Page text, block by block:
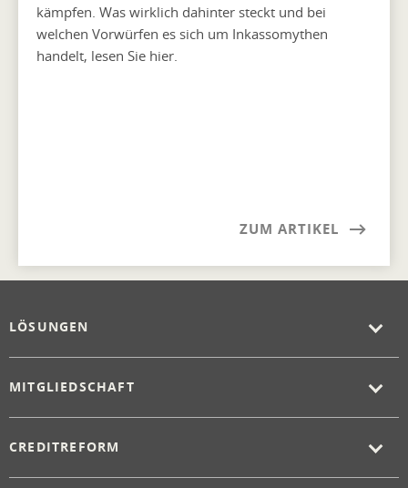
kämpfen. Was wirklich dahinter steckt und bei
welchen Vorwürfen es sich um Inkassomythen
handelt, lesen Sie hier.
ZUM ARTIKEL
LÖSUNGEN
MITGLIEDSCHAFT
CREDITREFORM